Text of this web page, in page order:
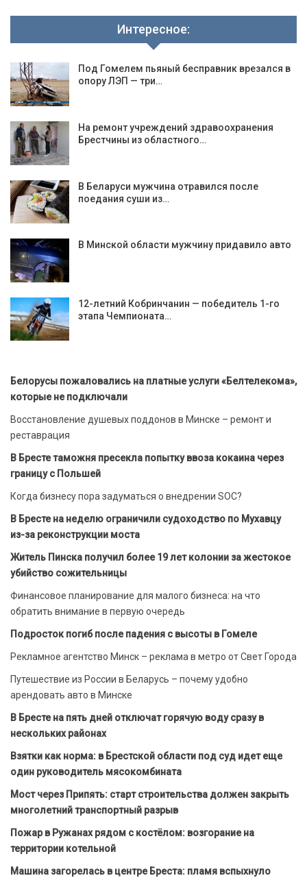
Интересное:
Под Гомелем пьяный бесправник врезался в
опору ЛЭП — три…
На ремонт учреждений здравоохранения
Брестчины из областного…
В Беларуси мужчина отравился после
поедания суши из…
В Минской области мужчину придавило авто
12-летний Кобринчанин — победитель 1-го
этапа Чемпионата…
Белорусы пожаловались на платные услуги «Белтелекома»,
которые не подключали
Восстановление душевых поддонов в Минске – ремонт и
реставрация
В Бресте таможня пресекла попытку ввоза кокаина через
границу с Польшей
Когда бизнесу пора задуматься о внедрении SOC?
В Бресте на неделю ограничили судоходство по Мухавцу
из-за реконструкции моста
Житель Пинска получил более 19 лет колонии за жестокое
убийство сожительницы
Финансовое планирование для малого бизнеса: на что
обратить внимание в первую очередь
Подросток погиб после падения с высоты в Гомеле
Рекламное агентство Минск – реклама в метро от Свет Города
Путешествие из России в Беларусь – почему удобно
арендовать авто в Минске
В Бресте на пять дней отключат горячую воду сразу в
нескольких районах
Взятки как норма: в Брестской области под суд идет еще
один руководитель мясокомбината
Мост через Припять: старт строительства должен закрыть
многолетний транспортный разрыв
Пожар в Ружанах рядом с костёлом: возгорание на
территории котельной
Машина загорелась в центре Бреста: пламя вспыхнуло